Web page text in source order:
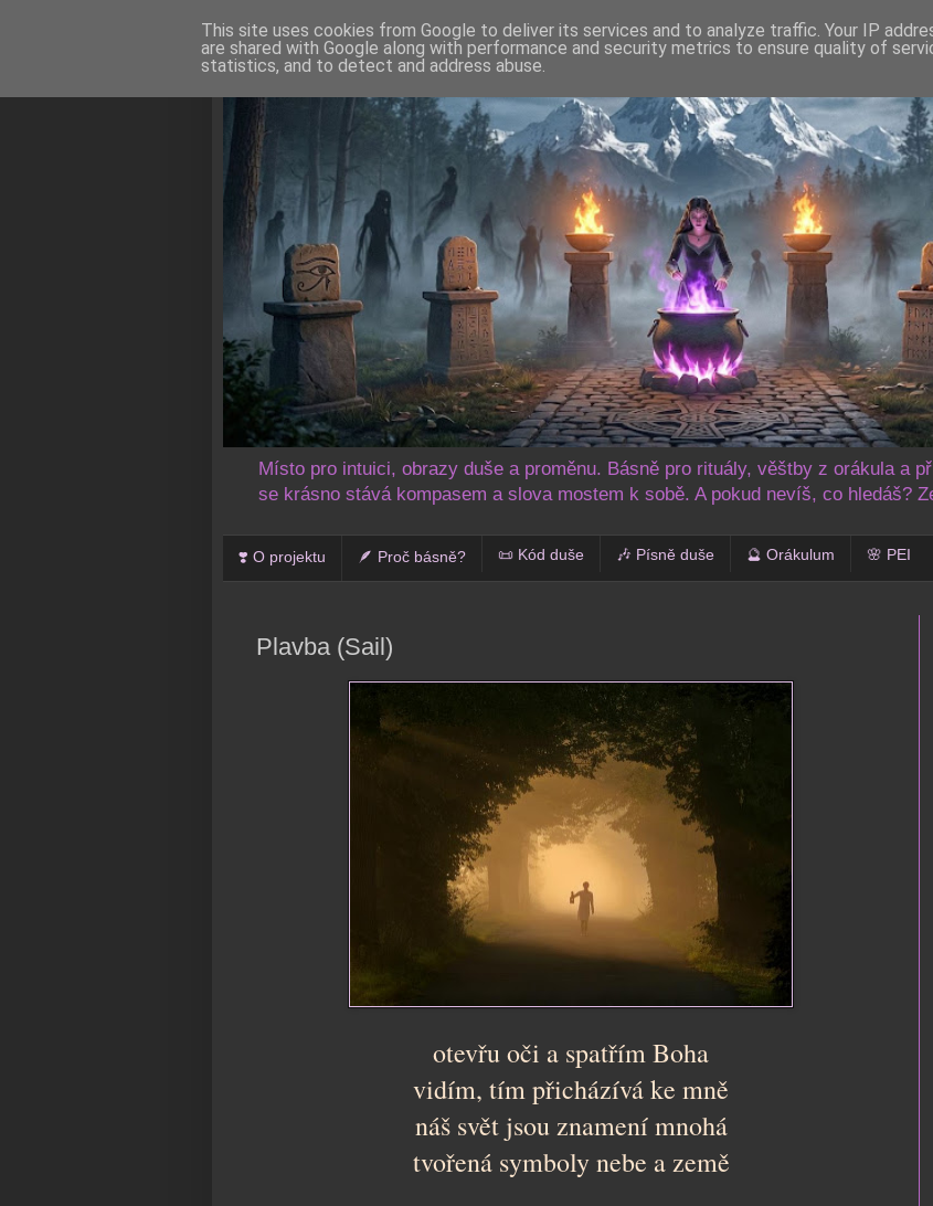
Místo pro intuici, obrazy duše a proměnu. Básně pro rituály, věštby z orákula a
se krásno stává kompasem a slova mostem k sobě. A pokud nevíš, co hledáš?
❣️ O projektu 🪶 Proč básně? 📜 Kód duše 🎶 Písně duše 🔮 Orákulum 🌸 PEI
Plavba (Sail)
otevřu oči a spatřím Boha
vidím, tím přicházívá ke mně
náš svět jsou znamení mnohá
tvořená symboly nebe a země
This site uses cookies from Google to deliver its services and to analyze traffic. Your IP
are shared with Google along with performance and security metrics to ensure quality of
statistics, and to detect and address abuse.